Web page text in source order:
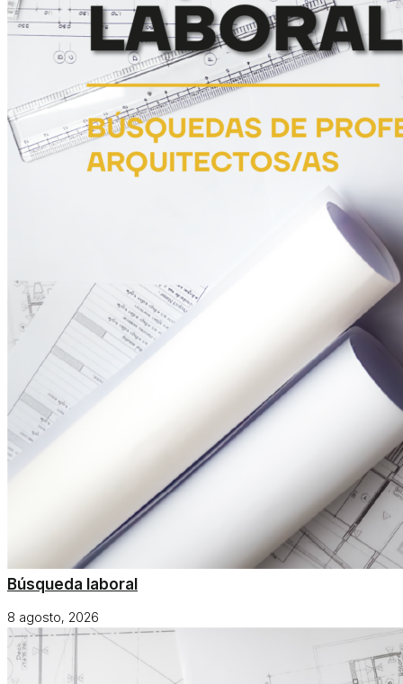
Búsqueda laboral
8 agosto, 2026